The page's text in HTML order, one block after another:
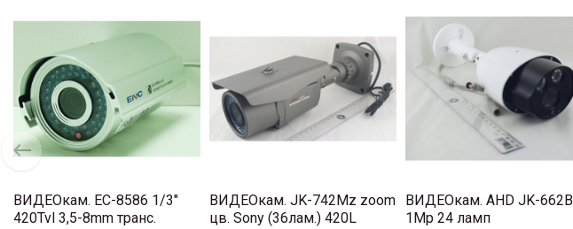
ВИДЕОкам. EC-8586 1/3"
420Tvl 3,5-8mm транс.
ВИДЕОкам. JK-742Mz zoom
цв. Sony (36лам.) 420L
ВИДЕОкам. AHD JK-662B
1Mp 24 ламп